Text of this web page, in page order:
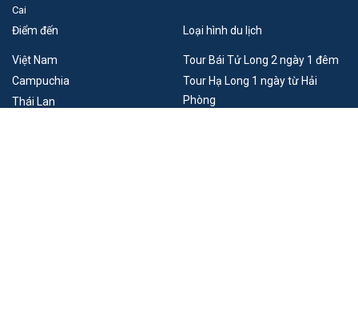
Cai
Điểm đến
Việt Nam
Campuchia
Thái Lan
Loại hình du lịch
Tour Bái Tử Long 2 ngày 1 đêm
Tour Hạ Long 1 ngày từ Hải
Phòng